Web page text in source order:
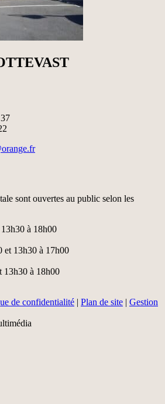
sont ouvertes au public selon les
à 18h00
et 13h30 à 17h00
13h30 à 18h00
de confidentialité | Plan de site | Gestion